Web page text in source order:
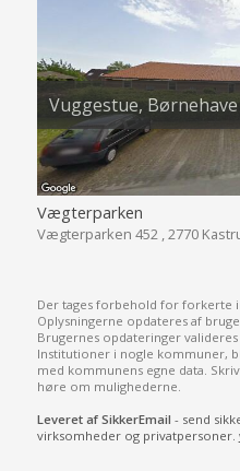
Vuggestue, Børnehave
Vægterparken
Vægterparken 452 , 2770
Der tages forbehold for forkerte
Oplysningerne opdateres af
Brugernes opdateringer
Institutioner i nogle kommuner,
med kommunens egne data.
høre om mulighederne.
Leveret af SikkerEmail - send
virksomheder og privatpersoner.